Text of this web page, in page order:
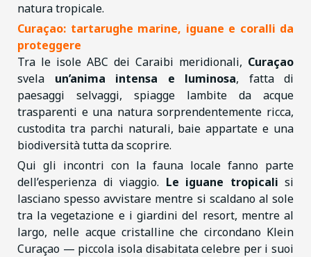
natura tropicale.
Curaçao: tartarughe marine, iguane e coralli da
proteggere
Tra le isole ABC dei Caraibi meridionali, Curaçao
svela un’anima intensa e luminosa, fatta di
paesaggi selvaggi, spiagge lambite da acque
trasparenti e una natura sorprendentemente ricca,
custodita tra parchi naturali, baie appartate e una
biodiversità tutta da scoprire.
Qui gli incontri con la fauna locale fanno parte
dell’esperienza di viaggio. Le iguane tropicali si
lasciano spesso avvistare mentre si scaldano al sole
tra la vegetazione e i giardini del resort, mentre al
largo, nelle acque cristalline che circondano Klein
Curaçao — piccola isola disabitata celebre per i suoi